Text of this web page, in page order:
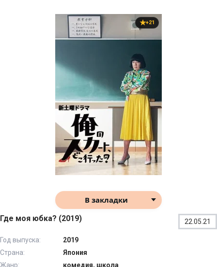
+21
В закладки
Где моя юбка? (2019) 22.05.21
Год выпуска:
2019
Страна:
Япония
Жанр:
комедия, школа